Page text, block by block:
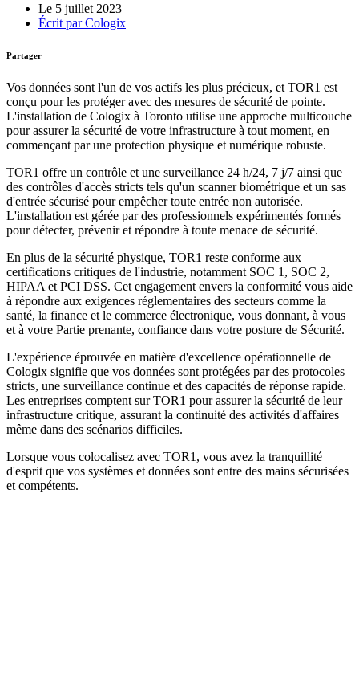
Le 5 juillet 2023
Écrit parCologix
Partager
Vos données sont l'un de vos actifs les plus précieux, et TOR1 est
conçu pour les protéger avec des mesures de sécurité de pointe.
L'installation de Cologix à Toronto utilise une approche multicouche
pour assurer la sécurité de votre infrastructure à tout moment, en
commençant par une protection physique et numérique robuste.
TOR1 offre un contrôle et une surveillance 24 h/24, 7 j/7 ainsi que
des contrôles d'accès stricts tels qu'un scanner biométrique et un sas
d'entrée sécurisé pour empêcher toute entrée non autorisée.
L'installation est gérée par des professionnels expérimentés formés
pour détecter, prévenir et répondre à toute menace de sécurité.
En plus de la sécurité physique, TOR1 reste conforme aux
certifications critiques de l'industrie, notamment SOC 1, SOC 2,
HIPAA et PCI DSS. Cet engagement envers la conformité vous aide
à répondre aux exigences réglementaires des secteurs comme la
santé, la finance et le commerce électronique, vous donnant, à vous
et à votre Partie prenante, confiance dans votre posture de Sécurité.
L'expérience éprouvée en matière d'excellence opérationnelle de
Cologix signifie que vos données sont protégées par des protocoles
stricts, une surveillance continue et des capacités de réponse rapide.
Les entreprises comptent sur TOR1 pour assurer la sécurité de leur
infrastructure critique, assurant la continuité des activités d'affaires
même dans des scénarios difficiles.
Lorsque vous colocalisez avec TOR1, vous avez la tranquillité
d'esprit que vos systèmes et données sont entre des mains sécurisées
et compétents.